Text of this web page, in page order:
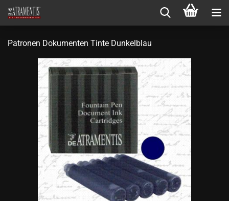
Patronen Dokumenten Tinte Dunkelblau